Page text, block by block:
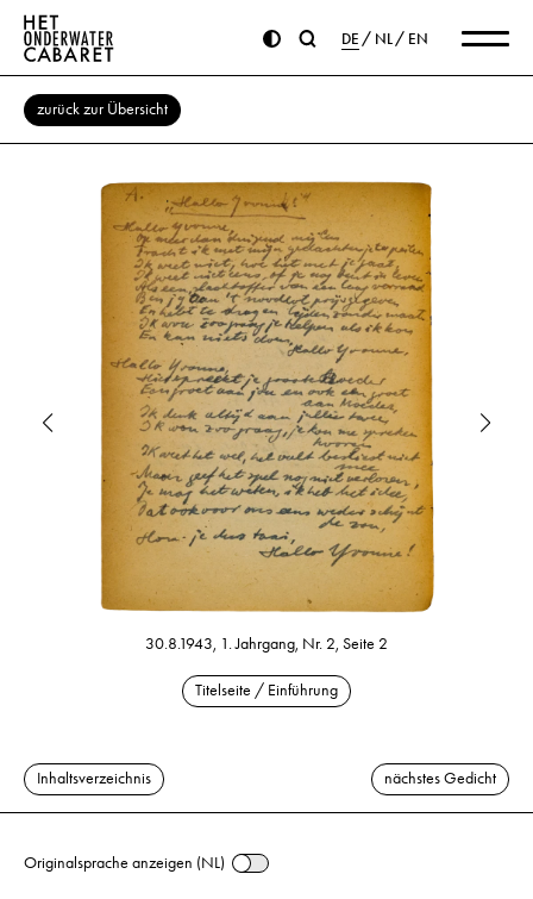
DE NL EN
zurück zur Übersicht
30.8.1943, 1. Jahrgang, Nr. 2, Seite 2
Titelseite / Einführung
Inhaltsverzeichnis nächstes Gedicht
Originalsprache anzeigen (NL)